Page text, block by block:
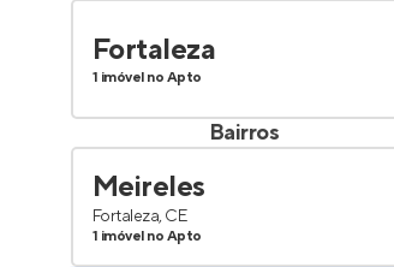
Fortaleza
1 imóvel no Apto
Bairros
Meireles
Fortaleza, CE
1 imóvel no Apto